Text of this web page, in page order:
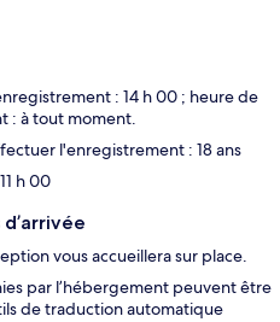
: 14 h 00 ; heure de
: à tout moment.
l'enregistrement : 18 ans
h 00
vous accueillera sur place.
par l’hébergement peuvent être
de traduction automatique